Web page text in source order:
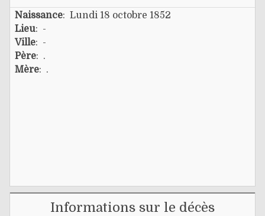
Naissance: Lundi 18 octobre 1852
Lieu: -
Ville: -
Père: .
Mère: .
Informations sur le décès